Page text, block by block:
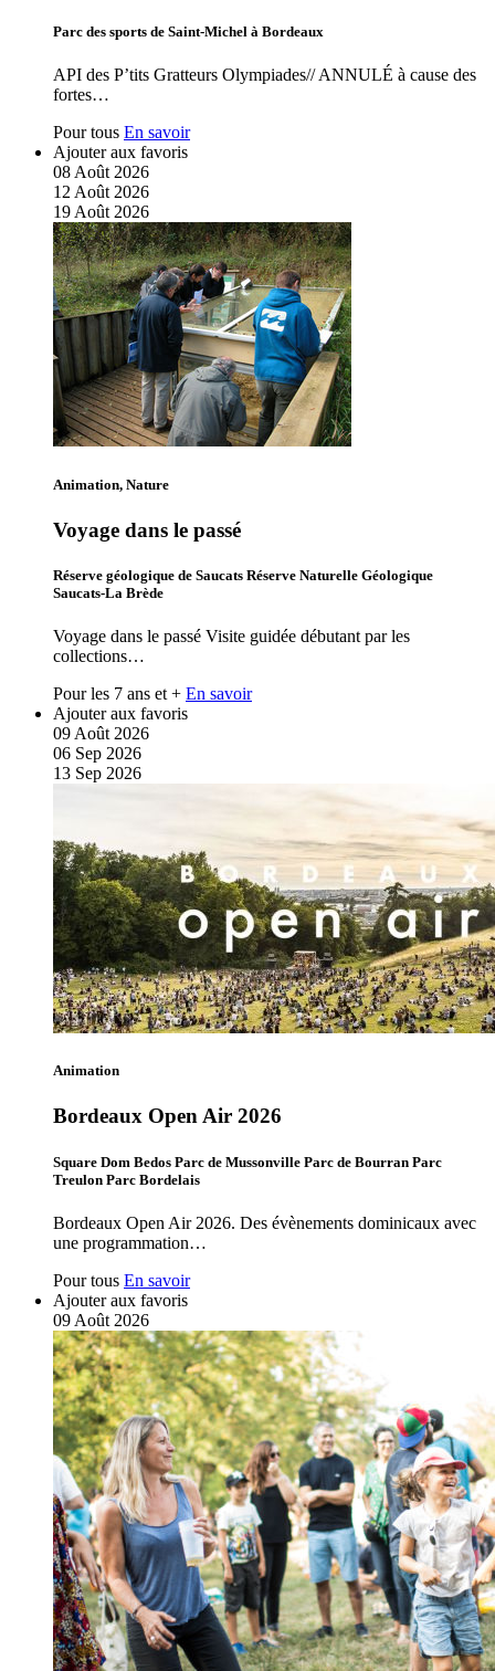
Parc des sports de Saint-Michel à Bordeaux
API des P’tits Gratteurs Olympiades// ANNULÉ à cause des
fortes…
Pour tous En savoir
Ajouter aux favoris
08 Août 2026
12 Août 2026
19 Août 2026
Animation, Nature
Voyage dans le passé
Réserve géologique de Saucats Réserve Naturelle Géologique
Saucats-La Brède
Voyage dans le passé Visite guidée débutant par les
collections…
Pour les 7 ans et + En savoir
Ajouter aux favoris
09 Août 2026
06 Sep 2026
13 Sep 2026
Animation
Bordeaux Open Air 2026
Square Dom Bedos Parc de Mussonville Parc de Bourran Parc
Treulon Parc Bordelais
Bordeaux Open Air 2026. Des évènements dominicaux avec
une programmation…
Pour tous En savoir
Ajouter aux favoris
09 Août 2026